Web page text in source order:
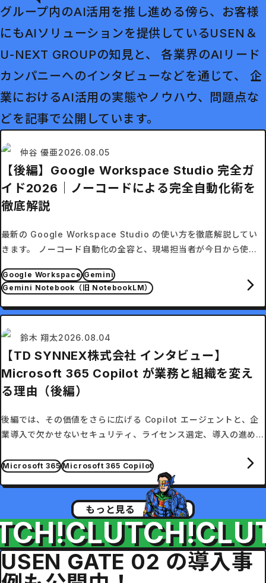
グループ内のAI活用を推し進める傍ら、お客様
にもAIソリューションを提供しているUSEN＆
U-NEXT GROUPの知見と、 各業界のAIリード
カンパニーへのインタビューなどを通じて、 企
業におけるAI活用の実態やノウハウ、問題点な
どを記事で公開しています。
仲谷 優亜2026.08.05
【後編】Google Workspace Studio 完全ガ
イド2026｜ノーコードによる完全自動化術を
徹底解説
最新の Google Workspace Studio の使い方を徹底解説してい
きます。 ノーコード自動化の全容と、現場担当者が今日から使え
Google Workspace Gemini
Gemini Notebook（旧 NotebookLM）
鈴木 翔太2026.08.04
【TD SYNNEX株式会社 インタビュー】
Microsoft 365 Copilot が業務と組織を変え
る理由（後編）
後編では、その価値をさらに広げる Copilot エージェントと、企
業導入で欠かせないセキュリティ、ライセンス選定、導入の進め方
Microsoft 365 Microsoft 365 Copilot
もっと見る
CLUTCH!
USEN GATE 02 の導入事